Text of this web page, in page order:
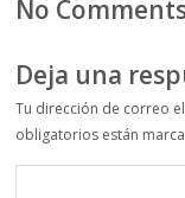
No
Deja una
Tu dirección de correo
obligatorios están